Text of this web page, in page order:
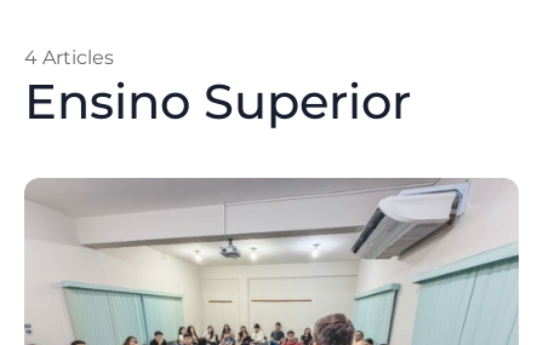
Ensino Superior
4 Articles